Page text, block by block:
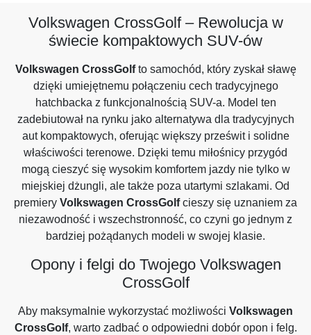
Volkswagen CrossGolf – Rewolucja w
świecie kompaktowych SUV-ów
Volkswagen CrossGolfto samochód, który zyskał sławę
dzięki umiejętnemu połączeniu cech tradycyjnego
hatchbacka z funkcjonalnością SUV-a. Model ten
zadebiutował na rynku jako alternatywa dla tradycyjnych
aut kompaktowych, oferując większy prześwit i solidne
właściwości terenowe. Dzięki temu miłośnicy przygód
mogą cieszyć się wysokim komfortem jazdy nie tylko w
miejskiej dżungli, ale także poza utartymi szlakami. Od
premiery Volkswagen CrossGolfcieszy się uznaniem za
niezawodność i wszechstronność, co czyni go jednym z
bardziej pożądanych modeli w swojej klasie.
Opony i felgi do Twojego Volkswagen
CrossGolf
Aby maksymalnie wykorzystać możliwości Volkswagen
CrossGolf, warto zadbać o odpowiedni dobór opon i felg.